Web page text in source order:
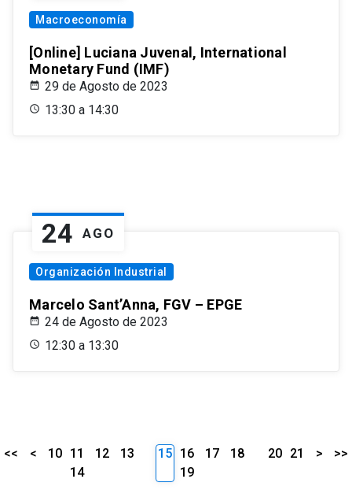
Macroeconomía
[Online] Luciana Juvenal, International
Monetary Fund (IMF)
29 de Agosto de 2023
13:30 a 14:30
24 AGO
Organización Industrial
Marcelo Sant’Anna, FGV – EPGE
24 de Agosto de 2023
12:30 a 13:30
<< < 10 11 12
13
14
15 16 17
18
19
20 21 > >>